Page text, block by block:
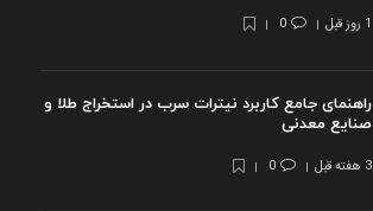
1 روز قبل 0
راهنمای جامع کاربرد نیترات سرب در استخراج طلا و
صنایع معدنی
3 هفته قبل 0